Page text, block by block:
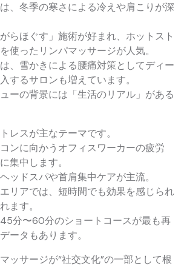
、冬季の寒さによる冷えや肩こりが深
らほぐす」施術が好まれ、ホットスト
使ったリンパマッサージが人気。
、雪かきによる腰痛対策としてディー
するサロンも増えています。
ーの背景には「生活のリアル」がある
レスが主なテーマです。
ンに向かうオフィスワーカーの疲労
集中します。
ッドスパや首肩集中ケアが主流。
リアでは、短時間でも効果を感じられ
ます。
分〜60分のショートコースが最も再
ータもあります。
ッサージが“社交文化”の一部として根